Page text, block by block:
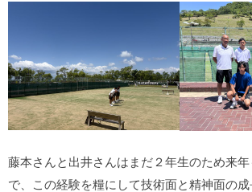
藤本さんと出井さんはまだ２年生のため来
で、この経験を糧にして技術面と精神面の